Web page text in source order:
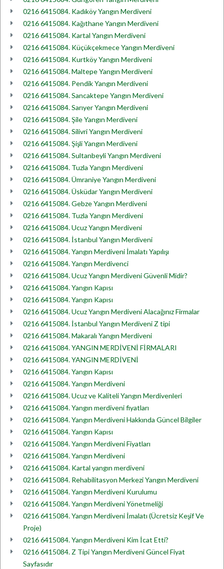
0216 6415084. Kadıköy Yangın Merdiveni
0216 6415084. Kağıthane Yangın Merdiveni
0216 6415084. Kartal Yangın Merdiveni
0216 6415084. Küçükçekmece Yangın Merdiveni
0216 6415084. Kurtköy Yangın Merdiveni
0216 6415084. Maltepe Yangın Merdiveni
0216 6415084. Pendik Yangın Merdiveni
0216 6415084. Sancaktepe Yangın Merdiveni
0216 6415084. Sarıyer Yangın Merdiveni
0216 6415084. Şile Yangın Merdiveni
0216 6415084. Silivri Yangın Merdiveni
0216 6415084. Şişli Yangın Merdiveni
0216 6415084. Sultanbeyli Yangın Merdiveni
0216 6415084. Tuzla Yangın Merdiveni
0216 6415084. Ümraniye Yangın Merdiveni
0216 6415084. Üsküdar Yangın Merdiveni
0216 6415084. Gebze Yangın Merdiveni
0216 6415084. Tuzla Yangın Merdiveni
0216 6415084. Ucuz Yangın Merdiveni
0216 6415084. İstanbul Yangın Merdiveni
0216 6415084. Yangın Merdiveni İmalatı Yapılışı
0216 6415084. Yangın Merdivenci
0216 6415084. Ucuz Yangın Merdiveni Güvenli Midir?
0216 6415084. Yangın Kapısı
0216 6415084. Yangın Kapısı
0216 6415084. Ucuz Yangın Merdiveni Alacağınız Firmalar
0216 6415084. İstanbul Yangın Merdiveni Z tipi
0216 6415084. Makaralı Yangın Merdiveni
0216 6415084. YANGIN MERDİVENİ FİRMALARI
0216 6415084. YANGIN MERDİVENİ
0216 6415084. Yangın Kapısı
0216 6415084. Yangın Merdiveni
0216 6415084. Ucuz ve Kaliteli Yangın Merdivenleri
0216 6415084. Yangın merdiveni fiyatları
0216 6415084. Yangın Merdiveni Hakkında Güncel Bilgiler
0216 6415084. Yangın Kapısı
0216 6415084. Yangın Merdiveni Fiyatları
0216 6415084. Yangın Merdiveni
0216 6415084. Kartal yangın merdiveni
0216 6415084. Rehabilitasyon Merkezi Yangın Merdiveni
0216 6415084. Yangın Merdiveni Kurulumu
0216 6415084. Yangın Merdiveni Yönetmeliği
0216 6415084. Yangın Merdiveni İmalatı (Ücretsiz Keşif Ve
Proje)
0216 6415084. Yangın Merdiveni Kim İcat Etti?
0216 6415084. Z Tipi Yangın Merdiveni Güncel Fiyat
Sayfasıdır